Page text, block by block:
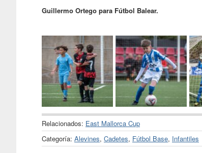
Guillermo Ortego para Fútbol Balear.
Relacionados: East Mallorca Cup
Categoría: Alevines, Cadetes, Fútbol Base, Infantiles